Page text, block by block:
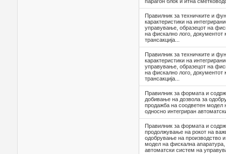
Правилник за техничките и
карактеристики на
управување, образецот на
на фискално лого, документот
трансакција...
Правилник за техничките и
карактеристики на
управување, образецот на
на фискално лого, документот
трансакција...
Правилник за формата и
добивање на дозвола за
продажба на соодветен модел
односно интегриран
Правилник за формата и
продолжување на рокот на
одобрување на производство
модел на фискална апаратура,
автоматски систем на